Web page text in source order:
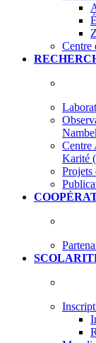
Centre
Centre
Karité
Projets